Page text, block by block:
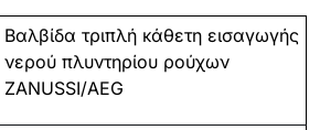
Βαλβίδα τριπλή κάθετη εισαγωγής
νερού πλυντηρίου ρούχων
ZANUSSI/AEG